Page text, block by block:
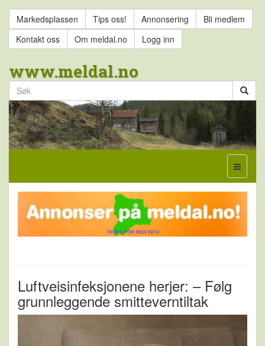
Markedsplassen Tips oss! Annonsering
Bli medlem
Kontakt oss
Om meldal.no Logg inn
www.meldal.no
Luftveisinfeksjonene herjer: – Følg
grunnleggende smitteverntiltak